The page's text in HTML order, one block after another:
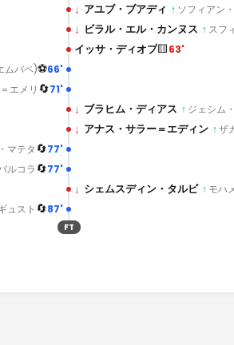
↓ アユブ・ブアディ ↑ ソフィアン
↓ ビラル・エル・カンヌス ↑ スフ
イッサ・ディオプ🟨63'
66'
⚽
ムバペ)
71'
🔄
エメリ
↓ ブラヒム・ディアス ↑ ジェシム
↓ アナス・サラー＝エディン ↑ザ
77'
🔄
マテタ
77'
🔄
ルコラ
↓ シェムスディン・タルビ ↑ モハ
87'
🔄
ュスト
FT